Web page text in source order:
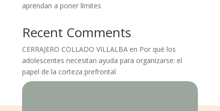
aprendan a poner límites
Recent Comments
CERRAJERO COLLADO VILLALBAen Por qué los
adolescentes necesitan ayuda para organizarse: el
papel de la corteza prefrontal